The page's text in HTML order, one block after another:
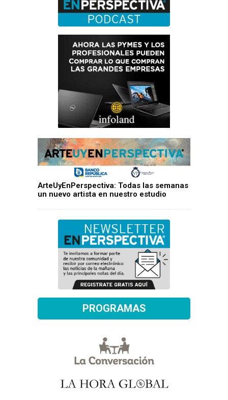
ArteUyEnPerspectiva: Todas las semanas
un nuevo artista en nuestro estudio
PROGRAMAS